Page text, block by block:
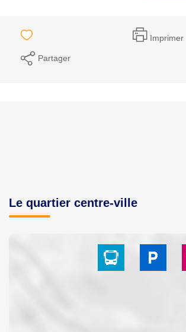
Imprimer
Partager
Le quartier centre-ville